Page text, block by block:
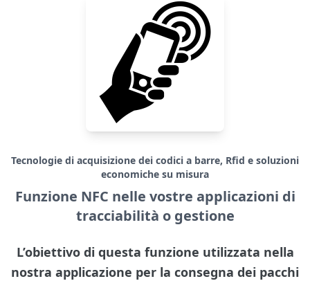
Tecnologie di acquisizione dei codici a barre, Rfid e soluzioni
economiche su misura
Funzione NFC nelle vostre applicazioni di
tracciabilità o gestione
L’obiettivo di questa funzione utilizzata nella
nostra applicazione per la consegna dei pacchi